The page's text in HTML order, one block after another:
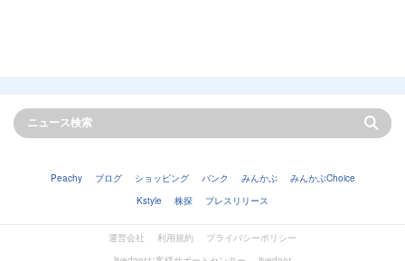
Peachy ブログ ショッピング バンク みんかぶ
みんかぶChoice
Kstyle
株探 プレスリリース
運営会社 利用規約
プライバシーポリシー